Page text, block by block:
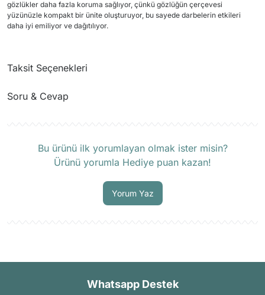
gözlükler daha fazla koruma sağlıyor, çünkü gözlüğün çerçevesi
yüzünüzle kompakt bir ünite oluşturuyor, bu sayede darbelerin etkileri
daha iyi emiliyor ve dağıtılıyor.
Taksit Seçenekleri
Soru & Cevap
Bu ürünü ilk yorumlayan olmak ister misin?
Ürünü yorumla Hediye puan kazan!
Yorum Yaz
Whatsapp Destek